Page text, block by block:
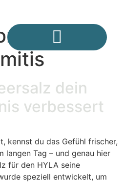
dein
verbessert
kennst du das Gefühl frischer,
langen Tag – und genau hier
für den HYLA seine
speziell entwickelt, um